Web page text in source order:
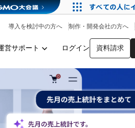
営サポート ログイン 資料請求
導入を検討中の方へ 制作・開発会社の方へ
アプリストア